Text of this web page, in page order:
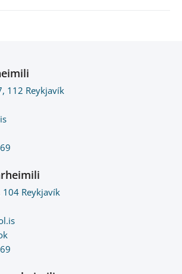
112 Reykjavík
104 Reykjavík